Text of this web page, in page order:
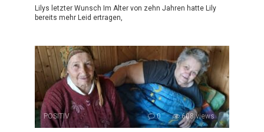
Lilys letzter Wunsch Im Alter von zehn Jahren hatte Lily
bereits mehr Leid ertragen,
POSITIV 0 608 views